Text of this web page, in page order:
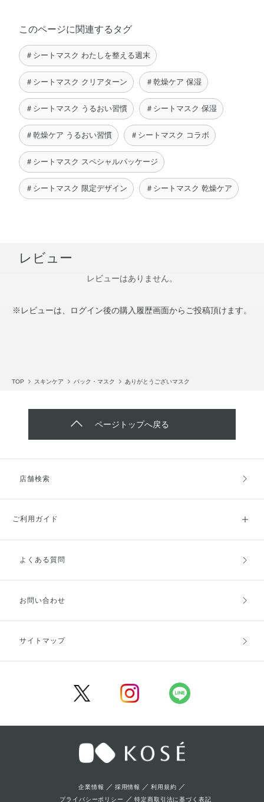
このページに関連するタグ
＃シートマスク わたしを整える週末
＃シートマスク クリアターン ＃乾燥ケア 保湿
＃シートマスク うるおい習慣 ＃シートマスク 保湿
＃乾燥ケア うるおい習慣 ＃シートマスク コラボ
＃シートマスク スペシャルパッケージ
＃シートマスク 限定デザイン ＃シートマスク 乾燥ケア
レビュー
レビューはありません。
※レビューは、ログイン後の購入履歴画面からご投稿頂けます。
TOP スキンケア パック・マスク ありがとうございマスク
ページトップへ戻る
店舗検索
ご利用ガイド
ご利用ガイドトップ
お支払方法
キャンセル・返品・交換
よくある質問
お問い合わせ
サイトマップ
企業情報 ／ 採用情報 ／利用規約 ／
プライバシーポリシー ／特定商取引法に基づく表記